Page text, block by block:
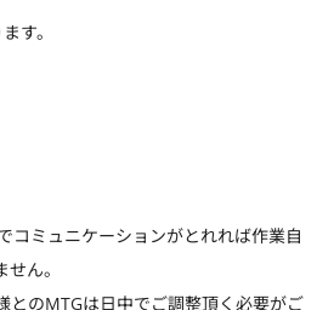
す。
コミュニケーションがとれれば作業自
ん。
のMTGは日中でご調整頂く必要がご